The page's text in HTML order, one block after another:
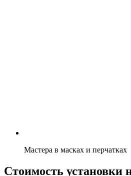
Мастера в масках и перчатках
Стоимость установки